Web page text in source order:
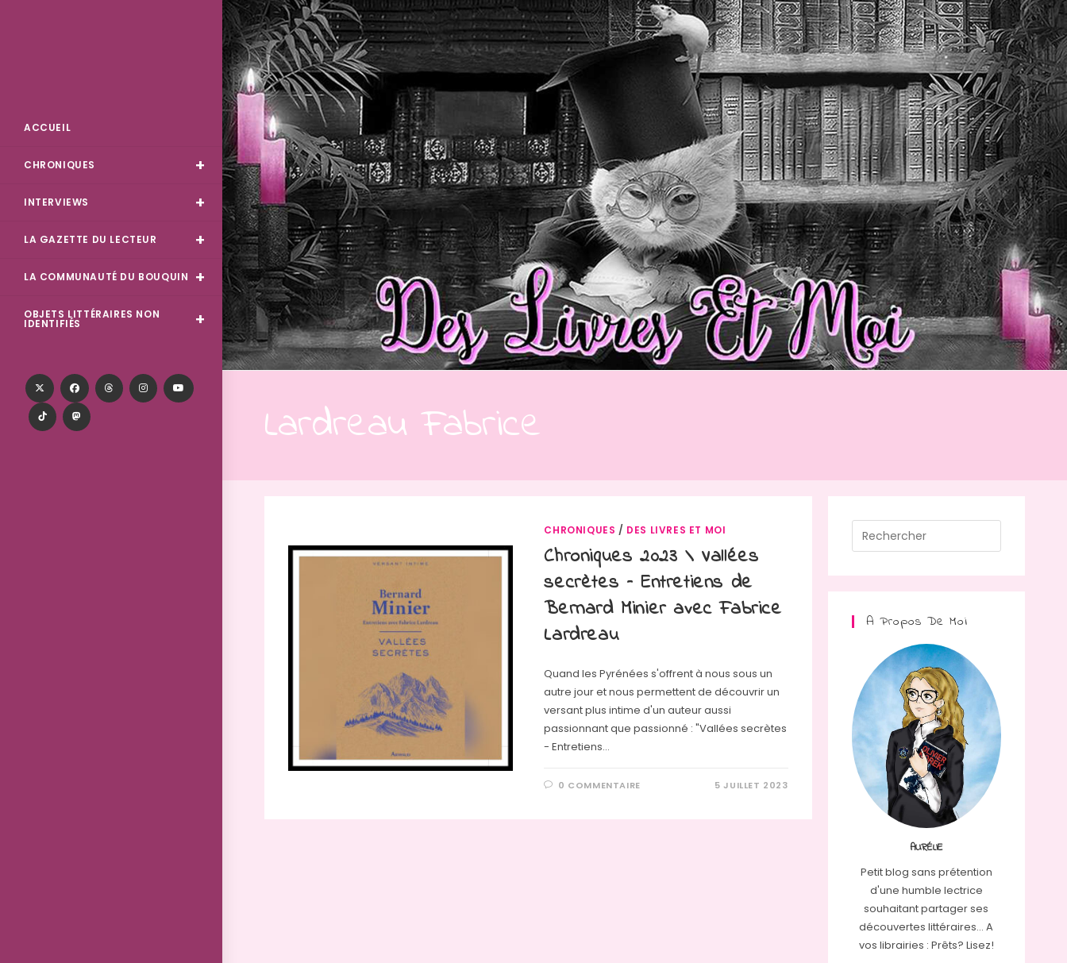
Skip
to
content
ACCUEIL
CHRONIQUES
INTERVIEWS
LA GAZETTE DU LECTEUR
LA COMMUNAUTÉ DU BOUQUIN
OBJETS LITTÉRAIRES NON
IDENTIFIÉS
Lardreau Fabrice
CHRONIQUES / DES LIVRES ET MOI
Chroniques 2023 \ Vallées
secrètes – Entretiens de
Bernard Minier avec Fabrice
Lardreau
Quand les Pyrénées s'offrent à nous sous un
autre jour et nous permettent de découvrir un
versant plus intime d'un auteur aussi
passionnant que passionné : "Vallées secrètes
- Entretiens…
0 COMMENTAIRE 5 JUILLET 2023
Escape
A Propos De Moi
AURÉLIE
Petit blog sans prétention
d'une humble lectrice
souhaitant partager ses
découvertes littéraires... A
vos librairies : Prêts? Lisez!